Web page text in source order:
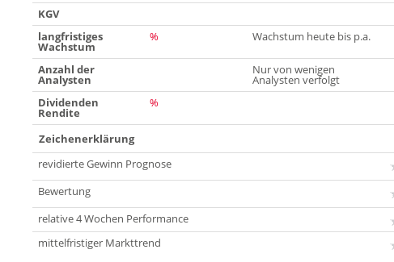
KGV
langfristiges
Wachstum
% Wachstum heute bis p.a.
Anzahl der
Analysten
Nur von wenigen
Analysten verfolgt
Dividenden
Rendite
%
Zeichenerklärung
revidierte Gewinn Prognose
Bewertung
relative 4 Wochen Performance
mittelfristiger Markttrend